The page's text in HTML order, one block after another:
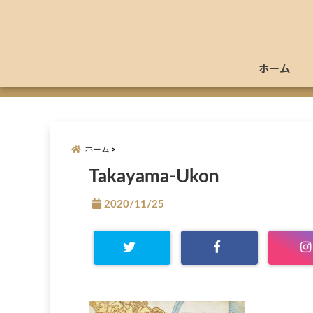
ホーム
ホーム
Takayama-Ukon
2020/11/25